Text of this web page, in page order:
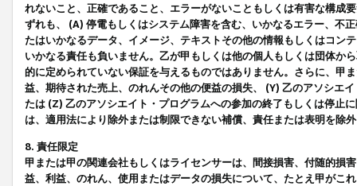
れないこと、正確であること、エラーがないこともしくは有害な構成
ずれも、 (A) 停電もしくはシステム障害を含む、いかなるエラー、不
たはいかなるデータ、イメージ、テキストその他の情報もしくはコン
いかなる責任も負いません。乙が甲もしくは他の個人もしくは団体か
的に定められていない保証を与えるものではありません。さらに、甲
益、期待された売上、のれんその他の便益の損失、 (Y) 乙のアソシエ
たは (Z) 乙のアソシエイト・プログラムへの参加の終了もしくは停止
は、適用法により除外または制限できない補償、責任または表明を除
8. 責任限定
甲または甲の関連会社もしくはライセンサーは、間接損害、付随的損
益、利益、のれん、使用またはデータの損失について、たとえ甲がこ